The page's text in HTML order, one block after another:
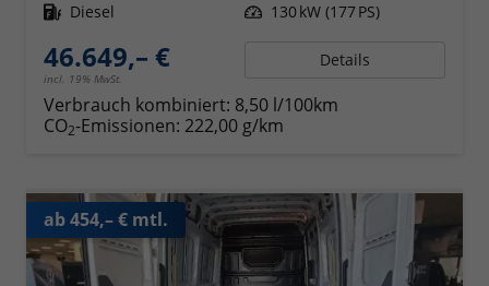
Kraftstoff Diesel Leistung 130 kW (177 PS)
46.649,– €
incl. 19% MwSt.
Details
Verbrauch kombiniert: 8,50 l/100km
CO2-Emissionen: 222,00 g/km
ab 454,– € mtl.